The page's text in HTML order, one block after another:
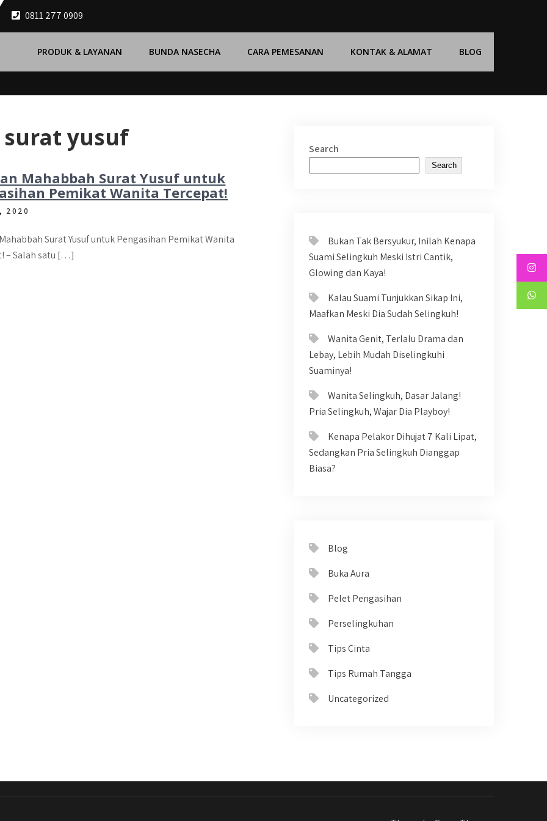
0811 277 0909
PRODUK & LAYANAN BUNDA NASECHA CARA PEMESANAN KONTAK & ALAMAT BLOG
yusuf
Mahabbah Surat Yusuf untuk
Pemikat Wanita Tercepat!
2020
Surat Yusuf untuk Pengasihan Pemikat Wanita
– Salah satu […]
Search
Search
Bukan Tak Bersyukur, Inilah Kenapa
Suami Selingkuh Meski Istri Cantik,
Glowing dan Kaya!
Kalau Suami Tunjukkan Sikap Ini,
Maafkan Meski Dia Sudah Selingkuh!
Wanita Genit, Terlalu Drama dan
Lebay, Lebih Mudah Diselingkuhi
Suaminya!
Wanita Selingkuh, Dasar Jalang!
Pria Selingkuh, Wajar Dia Playboy!
Kenapa Pelakor Dihujat 7 Kali Lipat,
Sedangkan Pria Selingkuh Dianggap
Biasa?
Blog
Buka Aura
Pelet Pengasihan
Perselingkuhan
Tips Cinta
Tips Rumah Tangga
Uncategorized